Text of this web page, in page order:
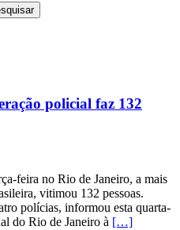
policial faz 132
feira no Rio de Janeiro, a mais
vitimou 132 pessoas.
polícias, informou esta quarta-
do Rio de Janeiro à […]